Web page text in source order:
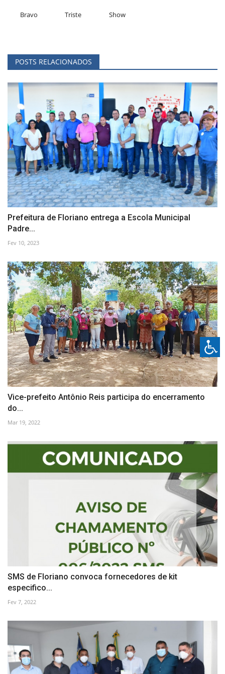
Bravo Triste Show
POSTS RELACIONADOS
Prefeitura de Floriano entrega a Escola Municipal
Padre...
Fev 10, 2023
Vice-prefeito Antônio Reis participa do encerramento
do...
Mar 19, 2022
SMS de Floriano convoca fornecedores de kit
especifico...
Fev 7, 2022